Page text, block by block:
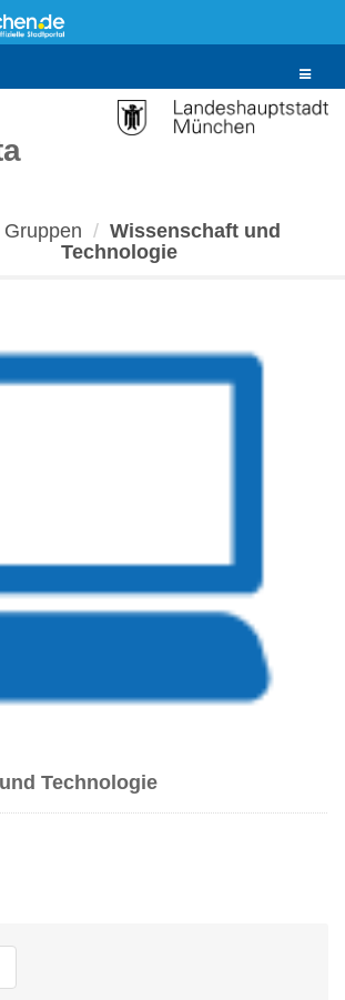
Toggle
Gruppen
Wissenschaft und
Technologie
Technologie